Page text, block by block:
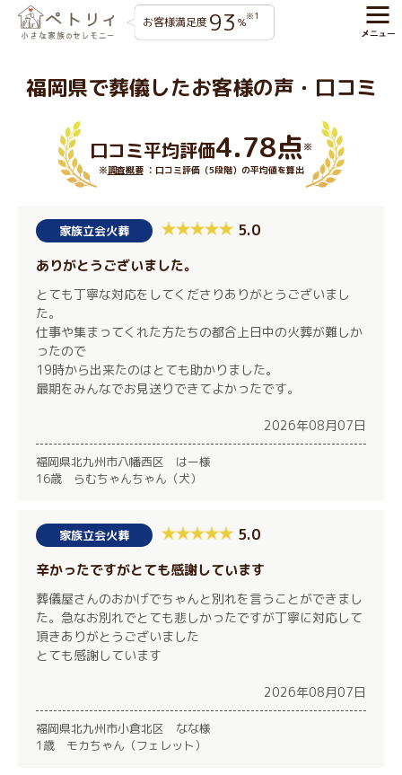
お客様満足度 93 %※1
福岡県で葬儀したお客様の声・口コミ
口コミ平均評価4.78点※
※調査概要：口コミ評価（5段階）の平均値を算出
家族立会火葬 5.0
ありがとうございました。
とても丁寧な対応をしてくださりありがとうございまし
た。
仕事や集まってくれた方たちの都合上日中の火葬が難しか
ったので
19時から出来たのはとても助かりました。
最期をみんなでお見送りできてよかったです。
2026年08月07日
福岡県北九州市八幡西区 はー様
16歳 らむちゃんちゃん（犬）
家族立会火葬 5.0
辛かったですがとても感謝しています
葬儀屋さんのおかげでちゃんと別れを言うことができまし
た。急なお別れでとても悲しかったですが丁寧に対応して
頂きありがとうございました
とても感謝しています
2026年08月07日
福岡県北九州市小倉北区 なな様
1歳 モカちゃん（フェレット）